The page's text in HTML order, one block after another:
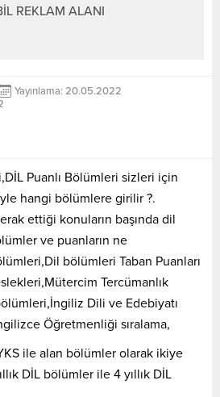
REKLAM ALANI
Yayınlama: 20.05.2022
Puanlı Bölümleri sizleri için
hangi bölümlere girilir ?.
ettiği konuların başında dil
ve puanların ne
bölümleri Taban Puanları
Tercümanlık
Dili ve Edebiyatı
Öğretmenliği sıralama,
ile alan bölümler olarak ikiye
DİL bölümler ile 4 yıllık DİL